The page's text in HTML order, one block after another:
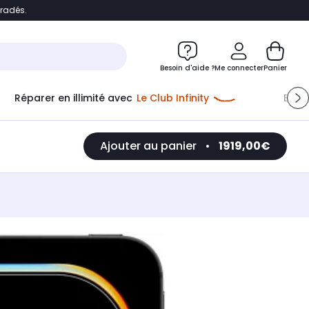
Accéder directement au chatbot
Besoin d'aide ?Me connecterPanier
Réparer en illimité avec Le Club Infinity
Ajouter au panier • 1919,00€